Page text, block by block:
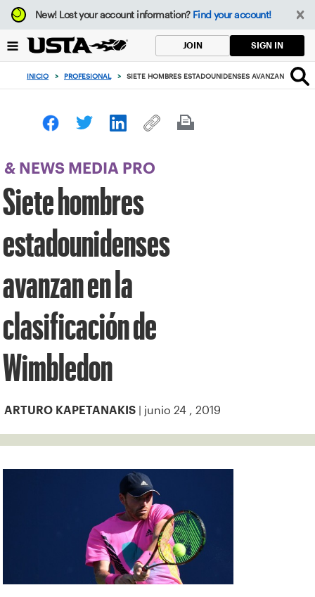
Enfoque
desde
botón
volver
principio
New!Lost your account information? Find your account!
JOIN SIGN IN
INICIO > PROFESIONAL > SIETE HOMBRES ESTADOUNIDENSES AVANZAN EN LA
& NEWS MEDIA PRO
Siete hombres
estadounidenses
avanzan en la
clasificación de
Wimbledon
ARTURO KAPETANAKIS | junio 24 , 2019